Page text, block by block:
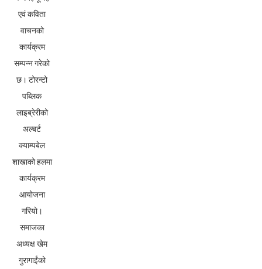
एवं कविता
वाचनको
कार्यक्रम
सम्पन्न गरेको
छ। टोरन्टो
पब्लिक
लाइब्रेरीको
अल्बर्ट
क्याम्पबेल
शाखाको हलमा
कार्यक्रम
आयोजना
गरियो।
समाजका
अध्यक्ष खेम
गुरागाईंको